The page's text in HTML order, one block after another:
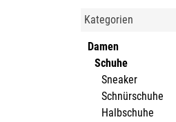
Kategorien
Damen
Schuhe
Sneaker
Schnürschuhe
Halbschuhe